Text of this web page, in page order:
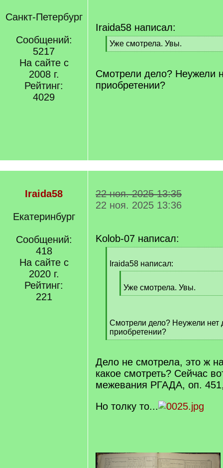
Санкт-Петербург
Сообщений:
5217
На сайте с
2008 г.
Рейтинг:
4029
Iraida58 написал:
[
q
Уже смотрела. Увы.
[
q
]
Смотрели дело? Неужели
приобретении?
Iraida58
Екатеринбург
Сообщений:
418
На сайте с
2020 г.
Рейтинг:
221
22 ноя. 2025 13:35
22 ноя. 2025 13:36
Kolob-07 написал:
qIraida58 написал:
q
]
Уже смотрела. Увы.
[
]
Смотрели дело? Неужели нет
приобретении?
[
q
Дело не смотрела, это ж
какое смотреть? Сейчас
межевания РГАДА, оп.
Но толку то...